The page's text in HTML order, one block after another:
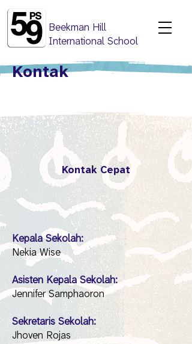
Beekman Hill
International School
Kontak
Kontak Cepat
Kepala Sekolah:
Nekia Wise
Asisten Kepala Sekolah:
Jennifer Samphaoron
Sekretaris Sekolah:
Jhoven Rojas